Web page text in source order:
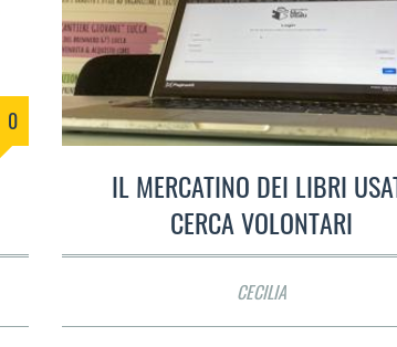
0
IL MERCATINO DEI LIBRI
CERCA VOLONTARI
CECILIA